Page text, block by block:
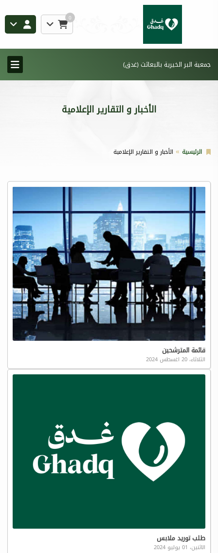
0
جمعية البر الخيرية بالبعائث (غدق)
الأخبار و التقارير الإعلامية
الرئيسية الأخبار و التقارير الإعلامية
قائمة المترشحين
الثلاثاء، 20 اغسطس 2024
طلب توريد ملابس
الاثنين، 01 يوليو 2024